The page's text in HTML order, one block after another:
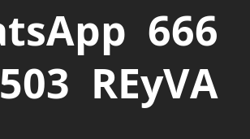
666
REyVA